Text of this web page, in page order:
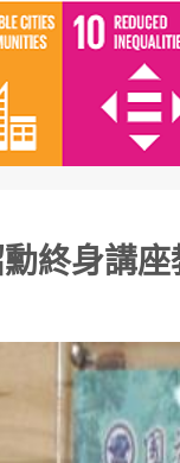
終身講座